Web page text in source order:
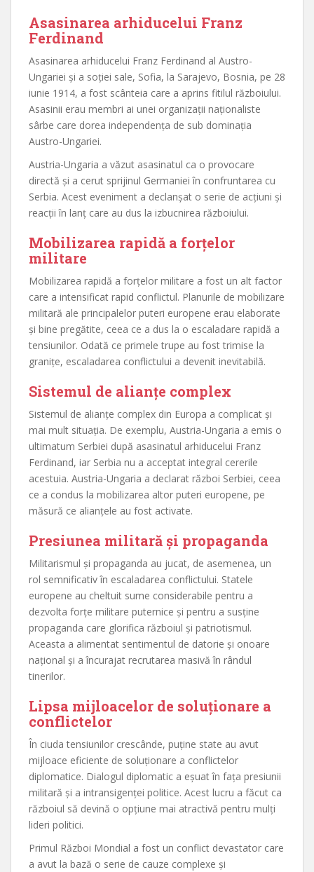
Asasinarea arhiducelui Franz
Ferdinand
Asasinarea arhiducelui Franz Ferdinand al Austro-
Ungariei și a soției sale, Sofia, la Sarajevo, Bosnia, pe 28
iunie 1914, a fost scânteia care a aprins fitilul războiului.
Asasinii erau membri ai unei organizații naționaliste
sârbe care dorea independența de sub dominația
Austro-Ungariei.
Austria-Ungaria a văzut asasinatul ca o provocare
directă și a cerut sprijinul Germaniei în confruntarea cu
Serbia. Acest eveniment a declanșat o serie de acțiuni și
reacții în lanț care au dus la izbucnirea războiului.
Mobilizarea rapidă a forțelor
militare
Mobilizarea rapidă a forțelor militare a fost un alt factor
care a intensificat rapid conflictul. Planurile de mobilizare
militară ale principalelor puteri europene erau elaborate
și bine pregătite, ceea ce a dus la o escaladare rapidă a
tensiunilor. Odată ce primele trupe au fost trimise la
granițe, escaladarea conflictului a devenit inevitabilă.
Sistemul de alianțe complex
Sistemul de alianțe complex din Europa a complicat și
mai mult situația. De exemplu, Austria-Ungaria a emis o
ultimatum Serbiei după asasinatul arhiducelui Franz
Ferdinand, iar Serbia nu a acceptat integral cererile
acestuia. Austria-Ungaria a declarat război Serbiei, ceea
ce a condus la mobilizarea altor puteri europene, pe
măsură ce alianțele au fost activate.
Presiunea militară și propaganda
Militarismul și propaganda au jucat, de asemenea, un
rol semnificativ în escaladarea conflictului. Statele
europene au cheltuit sume considerabile pentru a
dezvolta forțe militare puternice și pentru a susține
propaganda care glorifica războiul și patriotismul.
Aceasta a alimentat sentimentul de datorie și onoare
național și a încurajat recrutarea masivă în rândul
tinerilor.
Lipsa mijloacelor de soluționare a
conflictelor
În ciuda tensiunilor crescânde, puține state au avut
mijloace eficiente de soluționare a conflictelor
diplomatice. Dialogul diplomatic a eșuat în fața presiunii
militară și a intransigenței politice. Acest lucru a făcut ca
războiul să devină o opțiune mai atractivă pentru mulți
lideri politici.
Primul Război Mondial a fost un conflict devastator care
a avut la bază o serie de cauze complexe și